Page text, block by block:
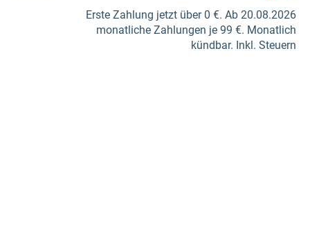
Erste Zahlung jetzt über 0 €. Ab 20.08.2026
monatliche Zahlungen je 99 €. Monatlich
kündbar. Inkl. Steuern